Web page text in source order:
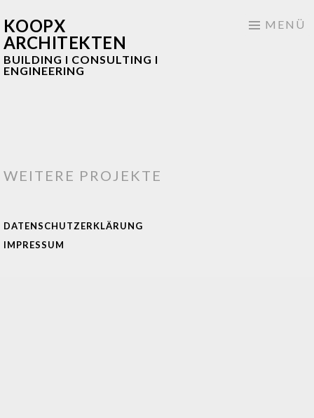
Springe
zum
Inhalt
KOOPX
ARCHITEKTEN
BUILDING I CONSULTING I
ENGINEERING
MENÜ
WEITERE PROJEKTE
corner
DATENSCHUTZERKLÄRUNG
IMPRESSUM